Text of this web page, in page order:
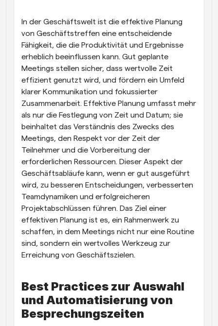
Automatisieren Sie die Planung und Erinnerungen
Blog
Bleiben Sie auf dem Laufenden über die neuesten
Nachrichten und Updates.
Sofortige Besprechungen
Treffen Sie sich in wenigen Minuten mit Kunden
Dynamische Gruppenlinks
Nahtlos Meetings mit mehreren Personen buchen
Webhooks
Erhalten Sie eine Benachrichtigung, wenn etwas
passiert
In der Geschäftswelt ist die effektive Planung
von Geschäftstreffen eine entscheidende
Fähigkeit, die die Produktivität und Ergebnisse
erheblich beeinflussen kann. Gut geplante
Meetings stellen sicher, dass wertvolle Zeit
effizient genutzt wird, und fördern ein Umfeld
klarer Kommunikation und fokussierter
Zusammenarbeit. Effektive Planung umfasst mehr
als nur die Festlegung von Zeit und Datum; sie
beinhaltet das Verständnis des Zwecks des
Meetings, den Respekt vor der Zeit der
Teilnehmer und die Vorbereitung der
erforderlichen Ressourcen. Dieser Aspekt der
Geschäftsabläufe kann, wenn er gut ausgeführt
wird, zu besseren Entscheidungen, verbesserten
Teamdynamiken und erfolgreicheren
Projektabschlüssen führen. Das Ziel einer
effektiven Planung ist es, ein Rahmenwerk zu
schaffen, in dem Meetings nicht nur eine Routine
sind, sondern ein wertvolles Werkzeug zur
Erreichung von Geschäftszielen.
Best Practices zur Auswahl
und Automatisierung von
Besprechungszeiten